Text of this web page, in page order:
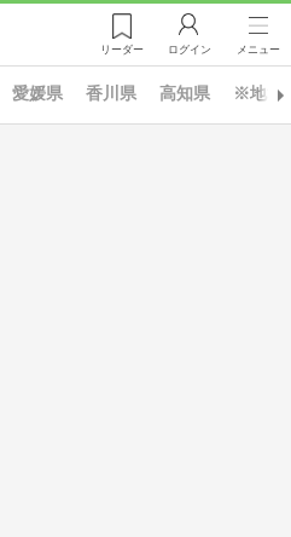
リーダー ログイン メニュー
※地域
愛媛県 香川県 高知県